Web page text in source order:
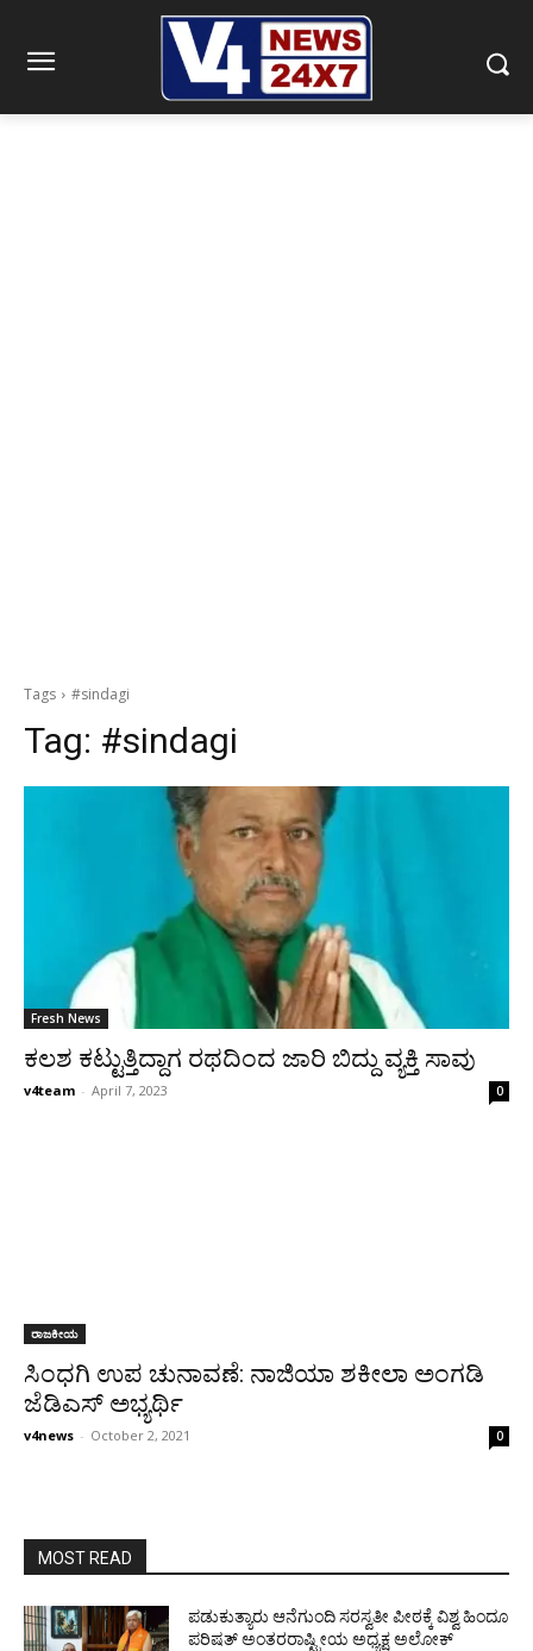
Tags #sindagi
Tag: #sindagi
Fresh News
ಕಲಶ ಕಟ್ಟುತ್ತಿದ್ದಾಗ ರಥದಿಂದ ಜಾರಿ ಬಿದ್ದು ವ್ಯಕ್ತಿ ಸಾವು
v4team - April 7, 2023 0
ರಾಜಕೀಯ
ಸಿಂಧಗಿ ಉಪ ಚುನಾವಣೆ: ನಾಜಿಯಾ ಶಕೀಲಾ ಅಂಗಡಿ
ಜೆಡಿಎಸ್ ಅಭ್ಯರ್ಥಿ
v4news - October 2, 2021 0
MOST READ
ಪಡುಕುತ್ಯಾರು ಆನೆಗುಂದಿ ಸರಸ್ವತೀ ಪೀಠಕ್ಕೆ ವಿಶ್ವ ಹಿಂದೂ
ಪರಿಷತ್ ಅಂತರರಾಷ್ಟ್ರೀಯ ಅಧ್ಯಕ್ಷ ಅಲೋಕ್